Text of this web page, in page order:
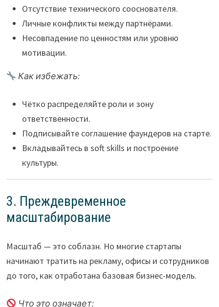
Отсутствие технического сооснователя.
Личные конфликты между партнёрами.
Несовпадение по ценностям или уровню
мотивации.
Как избежать:
Чётко распределяйте роли и зону
ответственности.
Подписывайте соглашение фаундеров на старте.
Вкладывайтесь в soft skills и построение
культуры.
3. Преждевременное
масштабирование
Масштаб — это соблазн. Но многие стартапы
начинают тратить на рекламу, офисы и сотрудников
до того, как отработана базовая бизнес-модель.
Что это означает: